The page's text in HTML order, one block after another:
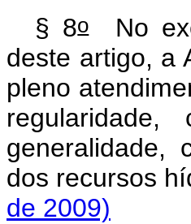
§ 8oNo
deste artigo, a
pleno
regularidade,
generalidade,
dos recursos
de 2009)